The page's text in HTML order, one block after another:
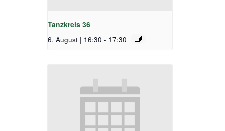
Tanzkreis 36
6. August | 16:30 - 17:30